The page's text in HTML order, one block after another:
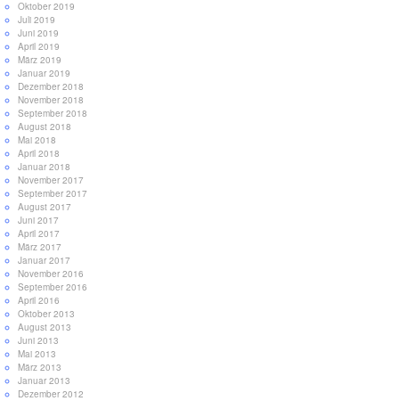
Oktober 2019
Juli 2019
Juni 2019
April 2019
März 2019
Januar 2019
Dezember 2018
November 2018
September 2018
August 2018
Mai 2018
April 2018
Januar 2018
November 2017
September 2017
August 2017
Juni 2017
April 2017
März 2017
Januar 2017
November 2016
September 2016
April 2016
Oktober 2013
August 2013
Juni 2013
Mai 2013
März 2013
Januar 2013
Dezember 2012